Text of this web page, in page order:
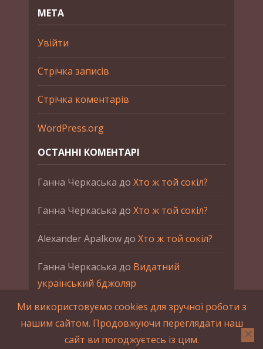
МЕТА
Увійти
Стрічка записів
Стрічка коментарів
WordPress.org
ОСТАННІ КОМЕНТАРІ
Ганна Черкаська до Хто ж той сокіл?
Ганна Черкаська до Хто ж той сокіл?
Alexander Apalkowдо Хто ж той сокіл?
Ганна Черкаська до Видатний
український бджоляр
Ганна ЧеркаськадоПетро Франко
2015-2023 © UAHistory Всі права застережено.
Ми використовуємо cookies для зручної роботи з
нашим сайтом. Продовжуючи переглядати наш
сайт ви погоджуєтесь із цим.